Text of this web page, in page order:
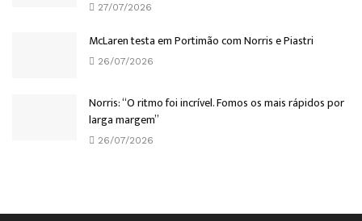
27/07/2026
McLaren testa em Portimão com Norris e Piastri
26/07/2026
Norris: “O ritmo foi incrível. Fomos os mais rápidos por
larga margem”
26/07/2026